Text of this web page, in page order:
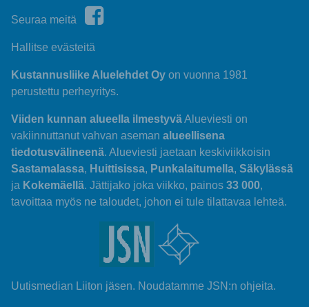
Seuraa meitä
Hallitse evästeitä
Kustannusliike Aluelehdet Oy on vuonna 1981
perustettu perheyritys.
Viiden kunnan alueella ilmestyväAlueviesti on
vakiinnuttanut vahvan aseman alueellisena
tiedotusvälineenä. Alueviesti jaetaan keskiviikkoisin
Sastamalassa, Huittisissa, Punkalaitumella, Säkylässä
ja Kokemäellä. Jättijako joka viikko, painos 33 000,
tavoittaa myös ne taloudet, johon ei tule tilattavaa lehteä.
Uutismedian Liiton jäsen. Noudatamme JSN:n ohjeita.